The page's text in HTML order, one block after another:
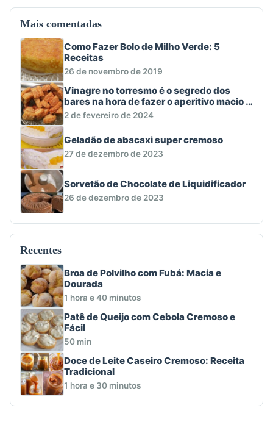
Mais comentadas
Como Fazer Bolo de Milho Verde: 5
Receitas
26 de novembro de 2019
Vinagre no torresmo é o segredo dos
bares na hora de fazer o aperitivo macio e
crocante
2 de fevereiro de 2024
Geladão de abacaxi super cremoso
27 de dezembro de 2023
Sorvetão de Chocolate de Liquidificador
26 de dezembro de 2023
Recentes
Broa de Polvilho com Fubá: Macia e
Dourada
1 hora e 40 minutos
Patê de Queijo com Cebola Cremoso e
Fácil
50 min
Doce de Leite Caseiro Cremoso: Receita
Tradicional
1 hora e 30 minutos